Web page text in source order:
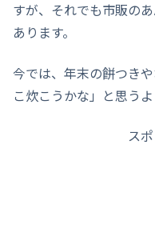
すが、それでも市販の
あります。
今では、年末の餅つき
こ炊こうかな」と思う
ス